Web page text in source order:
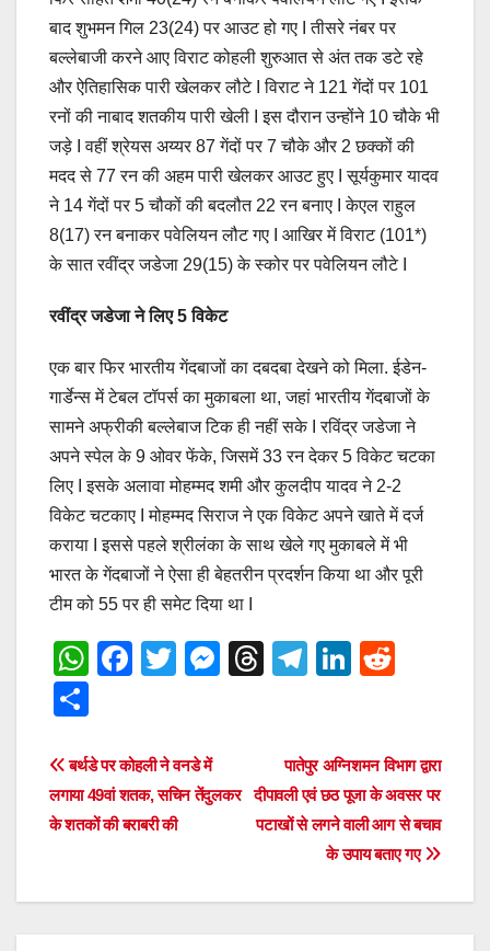
बाद शुभमन गिल 23(24) पर आउट हो गए I तीसरे नंबर पर
बल्लेबाजी करने आए विराट कोहली शुरुआत से अंत तक डटे रहे
और ऐतिहासिक पारी खेलकर लौटे I विराट ने 121 गेंदों पर 101
रनों की नाबाद शतकीय पारी खेली I इस दौरान उन्होंने 10 चौके भी
जड़े I वहीं श्रेयस अय्यर 87 गेंदों पर 7 चौके और 2 छक्कों की
मदद से 77 रन की अहम पारी खेलकर आउट हुए I सूर्यकुमार यादव
ने 14 गेंदों पर 5 चौकों की बदलौत 22 रन बनाए I केएल राहुल
8(17) रन बनाकर पवेलियन लौट गए I आखिर में विराट (101*)
के सात रवींद्र जडेजा 29(15) के स्कोर पर पवेलियन लौटे I
रवींद्र जडेजा ने लिए 5 विकेट
एक बार फिर भारतीय गेंदबाजों का दबदबा देखने को मिला. ईडेन-
गार्डेन्स में टेबल टॉपर्स का मुकाबला था, जहां भारतीय गेंदबाजों के
सामने अफ्रीकी बल्लेबाज टिक ही नहीं सके I रविंद्र जडेजा ने
अपने स्पेल के 9 ओवर फेंके, जिसमें 33 रन देकर 5 विकेट चटका
लिए I इसके अलावा मोहम्मद शमी और कुलदीप यादव ने 2-2
विकेट चटकाए I मोहम्मद सिराज ने एक विकेट अपने खाते में दर्ज
कराया I इससे पहले श्रीलंका के साथ खेले गए मुकाबले में भी
भारत के गेंदबाजों ने ऐसा ही बेहतरीन प्रदर्शन किया था और पूरी
टीम को 55 पर ही समेट दिया था I
W
s
A
p
F
e
b
o
k
T
er
M
n
T
d
s
T
gr
a
m
Li
e
dI
n
di
t
ar
e
Post
navigation
पातेपुर अग्निशमन विभाग द्वारा
दीपावली एवं छठ पूजा के अवसर पर
पटाखों से लगने वाली आग से बचाव
के उपाय बताए गए
बर्थडे पर कोहली ने वनडे में
लगाया 49वां शतक, सचिन तेंदुलकर
के शतकों की बराबरी की